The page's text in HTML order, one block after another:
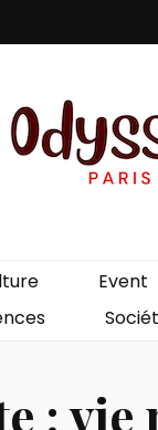
Event
:vie